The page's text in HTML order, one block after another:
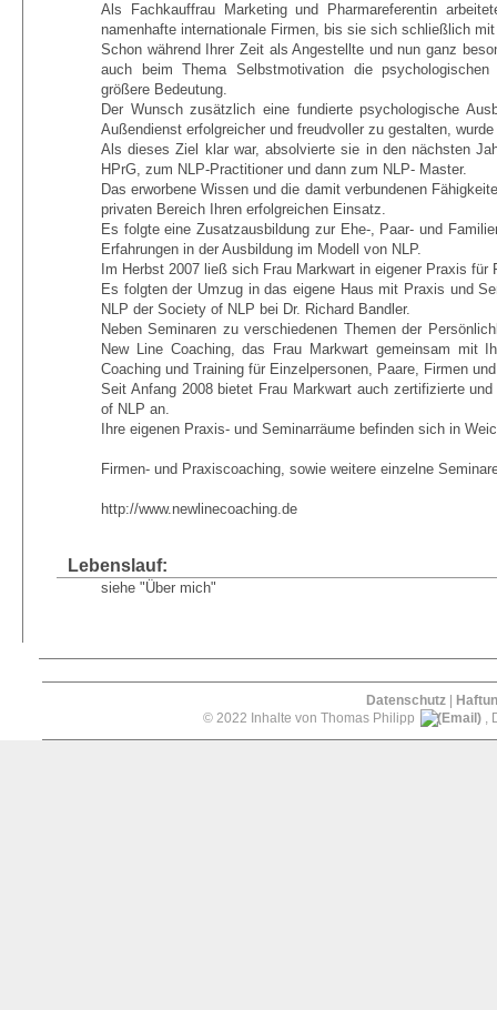
Als Fachkauffrau Marketing und Pharmareferentin
namenhafte internationale Firmen, bis sie sich schließlich
Schon während Ihrer Zeit als Angestellte und nun ganz
auch beim Thema Selbstmotivation die psychologischen
größere Bedeutung.
Der Wunsch zusätzlich eine fundierte psychologische
Außendienst erfolgreicher und freudvoller zu gestalten,
Als dieses Ziel klar war, absolvierte sie in den nächsten
HPrG, zum NLP-Practitioner und dann zum NLP- Master.
Das erworbene Wissen und die damit verbundenen
privaten Bereich Ihren erfolgreichen Einsatz.
Es folgte eine Zusatzausbildung zur Ehe-, Paar- und
Erfahrungen in der Ausbildung im Modell von NLP.
Im Herbst 2007 ließ sich Frau Markwart in eigener Praxis
Es folgten der Umzug in das eigene Haus mit Praxis und
NLP der Society of NLP bei Dr. Richard Bandler.
Neben Seminaren zu verschiedenen Themen der
New Line Coaching, das Frau Markwart gemeinsam mit
Coaching und Training für Einzelpersonen, Paare, Firmen
Seit Anfang 2008 bietet Frau Markwart auch zertifizierte
of NLP an.
Ihre eigenen Praxis- und Seminarräume befinden sich in
Firmen- und Praxiscoaching, sowie weitere einzelne
http://www.newlinecoaching.de
Lebenslauf:
siehe "Über mich"
Datenschutz
© 2022 Inhalte von Thomas Philipp
,